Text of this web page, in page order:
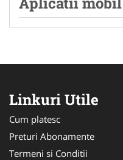
Linkuri Utile
Cum platesc
Preturi Abonamente
Termeni si Conditii